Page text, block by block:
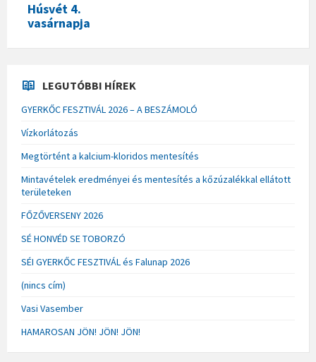
Húsvét 4.
vasárnapja
LEGUTÓBBI HÍREK
GYERKŐC FESZTIVÁL 2026 – A BESZÁMOLÓ
Vízkorlátozás
Megtörtént a kalcium-kloridos mentesítés
Mintavételek eredményei és mentesítés a kőzúzalékkal ellátott
területeken
FŐZŐVERSENY 2026
SÉ HONVÉD SE TOBORZÓ
SÉI GYERKŐC FESZTIVÁL és Falunap 2026
(nincs cím)
Vasi Vasember
HAMAROSAN JÖN! JÖN! JÖN!